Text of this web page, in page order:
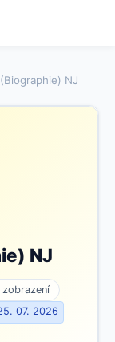
NJ
NJ
07. 2026